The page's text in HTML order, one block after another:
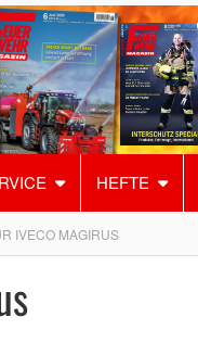
HEFTE
IVECO MAGIRUS